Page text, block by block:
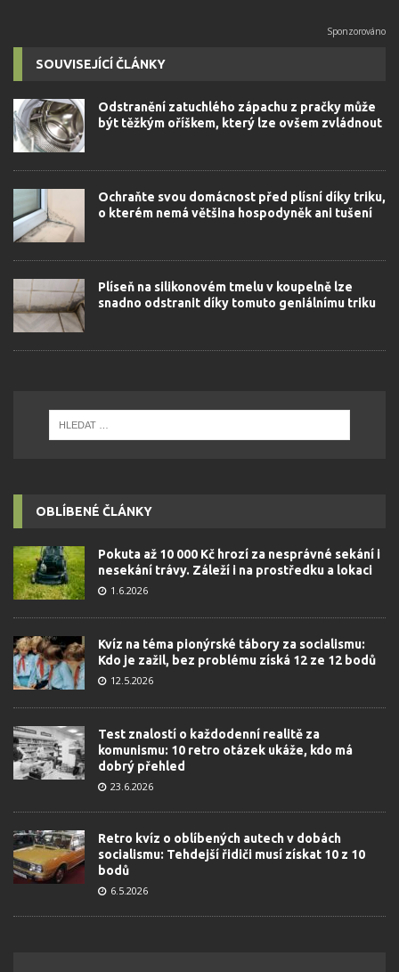
SOUVISEJÍCÍ ČLÁNKY
Odstranění zatuchlého zápachu z pračky může
být těžkým oříškem, který lze ovšem zvládnout
Ochraňte svou domácnost před plísní díky triku,
o kterém nemá většina hospodyněk ani tušení
Plíseň na silikonovém tmelu v koupelně lze
snadno odstranit díky tomuto geniálnímu triku
OBLÍBENÉ ČLÁNKY
Pokuta až 10 000 Kč hrozí za nesprávné sekání i
nesekání trávy. Záleží i na prostředku a lokaci
1.6.2026
Kvíz na téma pionýrské tábory za socialismu:
Kdo je zažil, bez problému získá 12 ze 12 bodů
12.5.2026
Test znalostí o každodenní realitě za
komunismu: 10 retro otázek ukáže, kdo má
dobrý přehled
23.6.2026
Retro kvíz o oblíbených autech v dobách
socialismu: Tehdejší řidiči musí získat 10 z 10
bodů
6.5.2026